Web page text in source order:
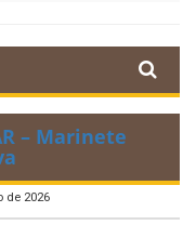
– Marinete
de 2026